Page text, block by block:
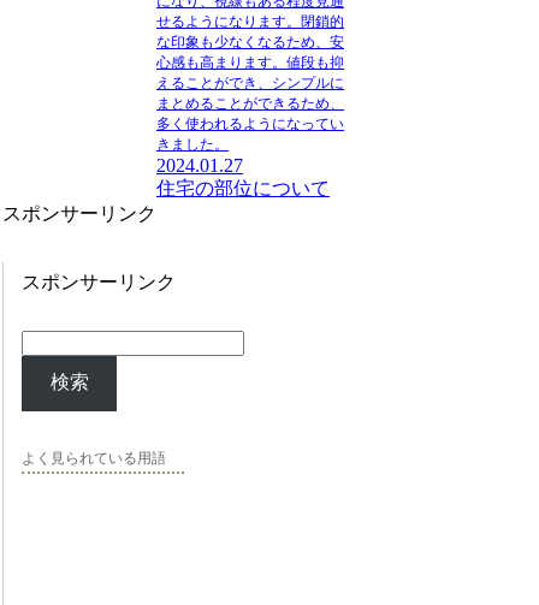
せるようになります。閉鎖的
な印象も少なくなるため、安
心感も高まります。値段も抑
えることができ、シンプルに
まとめることができるため、
多く使われるようになってい
きました。
2024.01.27
住宅の部位について
スポンサーリンク
スポンサーリンク
検索
よく見られている用語